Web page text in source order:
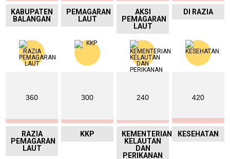
KABUPATEN
BALANGAN
PEMAGARAN
LAUT
AKSI
PEMAGARAN
LAUT
DI RAZIA
360
RAZIA
PEMAGARAN
LAUT
300
KKP
240
KEMENTERIAN
KELAUTAN
DAN
PERIKANAN
420
KESEHATAN